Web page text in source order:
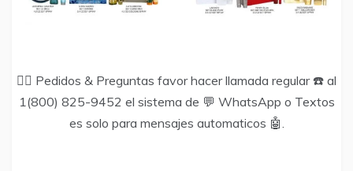
🙋‍♂️ Pedidos & Preguntas favor hacer llamada regular ☎️ al
1(800) 825-9452 el sistema de 💬 WhatsApp o Textos
es solo para mensajes automaticos 🤖.